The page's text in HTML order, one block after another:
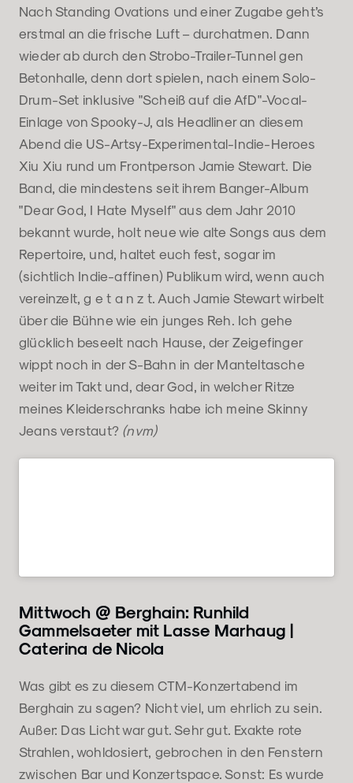
Nach Standing Ovations und einer Zugabe geht’s
erstmal an die frische Luft – durchatmen. Dann
wieder ab durch den Strobo-Trailer-Tunnel gen
Betonhalle, denn dort spielen, nach einem Solo-
Drum-Set inklusive "Scheiß auf die AfD"-Vocal-
Einlage von Spooky-J, als Headliner an diesem
Abend die US-Artsy-Experimental-Indie-Heroes
Xiu Xiu rund um Frontperson Jamie Stewart. Die
Band, die mindestens seit ihrem Banger-Album
"Dear God, I Hate Myself" aus dem Jahr 2010
bekannt wurde, holt neue wie alte Songs aus dem
Repertoire, und, haltet euch fest, sogar im
(sichtlich Indie-affinen) Publikum wird, wenn auch
vereinzelt, g e t a n z t. Auch Jamie Stewart wirbelt
über die Bühne wie ein junges Reh. Ich gehe
glücklich beseelt nach Hause, der Zeigefinger
wippt noch in der S-Bahn in der Manteltasche
weiter im Takt und, dear God, in welcher Ritze
meines Kleiderschranks habe ich meine Skinny
Jeans verstaut? (nvm)
Mittwoch @ Berghain: Runhild
Gammelsaeter mit Lasse Marhaug |
Caterina de Nicola
Was gibt es zu diesem CTM-Konzertabend im
Berghain zu sagen? Nicht viel, um ehrlich zu sein.
Außer: Das Licht war gut. Sehr gut. Exakte rote
Strahlen, wohldosiert, gebrochen in den Fenstern
zwischen Bar und Konzertspace. Sonst: Es wurde